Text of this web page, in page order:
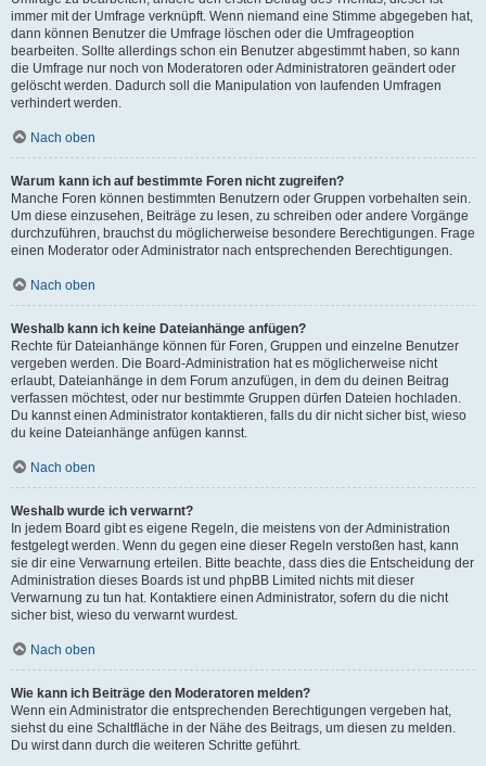
immer mit der Umfrage verknüpft. Wenn niemand eine Stimme abgegeben hat,
dann können Benutzer die Umfrage löschen oder die Umfrageoption
bearbeiten. Sollte allerdings schon ein Benutzer abgestimmt haben, so kann
die Umfrage nur noch von Moderatoren oder Administratoren geändert oder
gelöscht werden. Dadurch soll die Manipulation von laufenden Umfragen
verhindert werden.
Nach oben
Warum kann ich auf bestimmte Foren nicht zugreifen?
Manche Foren können bestimmten Benutzern oder Gruppen vorbehalten sein.
Um diese einzusehen, Beiträge zu lesen, zu schreiben oder andere Vorgänge
durchzuführen, brauchst du möglicherweise besondere Berechtigungen. Frage
einen Moderator oder Administrator nach entsprechenden Berechtigungen.
Nach oben
Weshalb kann ich keine Dateianhänge anfügen?
Rechte für Dateianhänge können für Foren, Gruppen und einzelne Benutzer
vergeben werden. Die Board-Administration hat es möglicherweise nicht
erlaubt, Dateianhänge in dem Forum anzufügen, in dem du deinen Beitrag
verfassen möchtest, oder nur bestimmte Gruppen dürfen Dateien hochladen.
Du kannst einen Administrator kontaktieren, falls du dir nicht sicher bist, wieso
du keine Dateianhänge anfügen kannst.
Nach oben
Weshalb wurde ich verwarnt?
In jedem Board gibt es eigene Regeln, die meistens von der Administration
festgelegt werden. Wenn du gegen eine dieser Regeln verstoßen hast, kann
sie dir eine Verwarnung erteilen. Bitte beachte, dass dies die Entscheidung der
Administration dieses Boards ist und phpBB Limited nichts mit dieser
Verwarnung zu tun hat. Kontaktiere einen Administrator, sofern du die nicht
sicher bist, wieso du verwarnt wurdest.
Nach oben
Wie kann ich Beiträge den Moderatoren melden?
Wenn ein Administrator die entsprechenden Berechtigungen vergeben hat,
siehst du eine Schaltfläche in der Nähe des Beitrags, um diesen zu melden.
Du wirst dann durch die weiteren Schritte geführt.